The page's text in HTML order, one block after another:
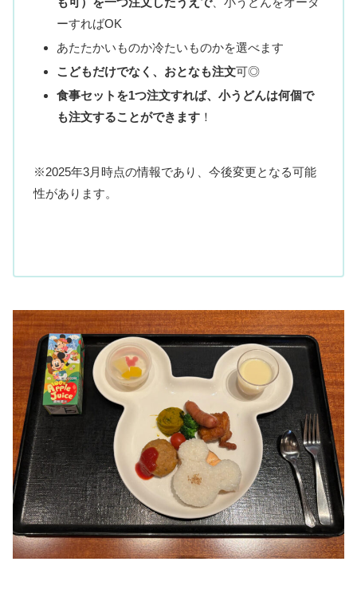
ーすればOK
あたたかいものか冷たいものかを選べます
こどもだけでなく、おとなも注文可◎
食事セットを1つ注文すれば、小うどんは何個で
も注文することができます ！
※2025年3月時点の情報であり、今後変更となる可能
性があります。